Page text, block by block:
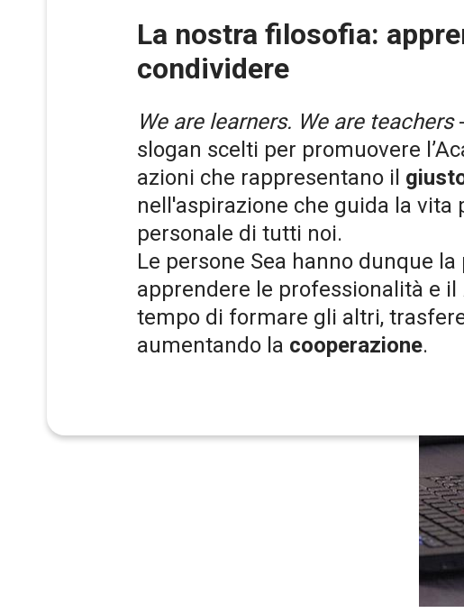
La nostra filosofia:
condividere
We are learners. We are teachers
slogan scelti per promuovere
azioni che rappresentano il
nell'aspirazione che guida la vita
personale di tutti noi.
Le persone Sea hanno dunque
apprendere le professionalità e il
tempo di formare gli altri,
aumentando la cooperazione.